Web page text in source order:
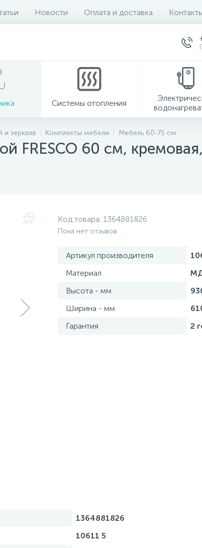
Новости Оплата и доставка
Системы отопления
и зеркала Комплекты мебели Мебель 60-75 см
FRESCO 60 см,
Код товара: 1364881826
Пока нет отзывов
Артикул производителя
Материал
Высота - мм
Ширина - мм
Гарантия
2
1364881826
10611 5